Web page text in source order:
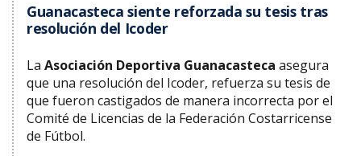
Guanacasteca siente reforzada su tesis tras
resolución del Icoder
La Asociación Deportiva Guanacasteca asegura
que una resolución del Icoder, refuerza su tesis de
que fueron castigados de manera incorrecta por el
Comité de Licencias de la Federación Costarricense
de Fútbol.